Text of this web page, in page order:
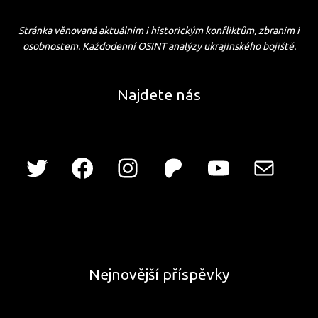
Stránka věnovaná aktuálním i historickým konfliktům, zbraním i
osobnostem. Každodenní OSINT analýzy ukrajinského bojiště.
Najdete nás
Nejnovější příspěvky